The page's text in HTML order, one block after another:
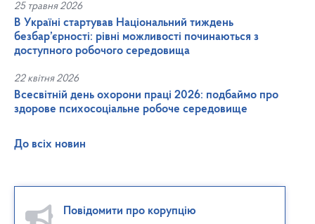
25 травня 2026
В Україні стартував Національний тиждень
безбар’єрності: рівні можливості починаються з
доступного робочого середовища
22 квітня 2026
Всесвітній день охорони праці 2026: подбаймо про
здорове психосоціальне робоче середовище
До всіх новин
Повідомити про корупцію